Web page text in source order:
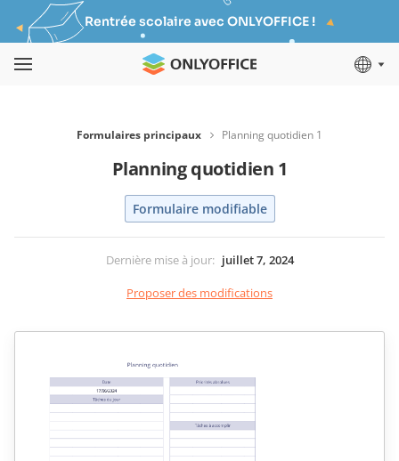
Rentrée scolaire avec ONLYOFFICE !
Formulaires principaux Planning quotidien 1
Planning quotidien 1
Formulaire modifiable
Dernière mise à jour: juillet 7, 2024
Proposer des modifications